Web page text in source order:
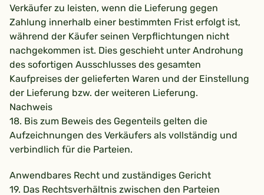
Verkäufer zu leisten, wenn die Lieferung gegen
Zahlung innerhalb einer bestimmten Frist erfolgt ist,
während der Käufer seinen Verpflichtungen nicht
nachgekommen ist. Dies geschieht unter Androhung
des sofortigen Ausschlusses des gesamten
Kaufpreises der gelieferten Waren und der Einstellung
der Lieferung bzw. der weiteren Lieferung.
Nachweis
18. Bis zum Beweis des Gegenteils gelten die
Aufzeichnungen des Verkäufers als vollständig und
verbindlich für die Parteien.
Anwendbares Recht und zuständiges Gericht
19. Das Rechtsverhältnis zwischen den Parteien